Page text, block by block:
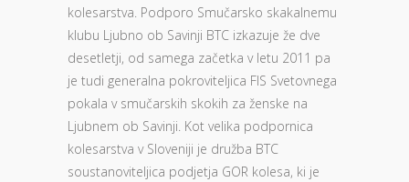
kolesarstva. Podporo Smučarsko skakalnemu
klubu Ljubno ob Savinji BTC izkazuje že dve
desetletji, od samega začetka v letu 2011 pa
je tudi generalna pokroviteljica FIS Svetovnega
pokala v smučarskih skokih za ženske na
Ljubnem ob Savinji. Kot velika podpornica
kolesarstva v Sloveniji je družba BTC
soustanoviteljica podjetja GOR kolesa, ki je